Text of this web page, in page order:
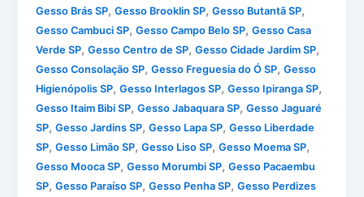
Gesso Brás SP,Gesso Brooklin SP,Gesso Butantã SP,
Gesso Cambuci SP,Gesso Campo Belo SP,Gesso Casa
Verde SP,Gesso Centro de SP,Gesso Cidade Jardim SP,
Gesso Consolação SP,Gesso Freguesia do Ó SP,Gesso
Higienópolis SP,Gesso Interlagos SP,Gesso Ipiranga SP,
Gesso Itaim Bibi SP,Gesso Jabaquara SP,Gesso Jaguaré
SP,Gesso Jardins SP,Gesso Lapa SP,Gesso Liberdade
SP,Gesso Limão SP,Gesso Liso SP,Gesso Moema SP,
Gesso Mooca SP,Gesso Morumbi SP,Gesso Pacaembu
SP,Gesso Paraíso SP,Gesso Penha SP,Gesso Perdizes